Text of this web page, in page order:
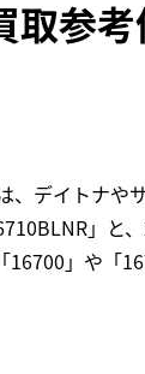
取参
デイトナや
」と
」や「